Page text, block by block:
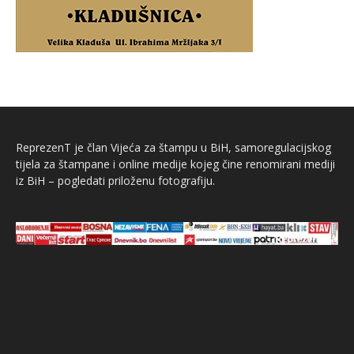
ReprezenT je član Vijeća za štampu u BiH, samoregulacijskog
tijela za štampane i online medije kojeg čine renomirani mediji
iz BiH – pogledati priloženu fotografiju.